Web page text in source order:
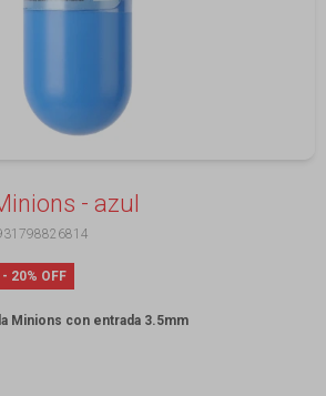
- azul
20
Minions con entrada 3.5mm